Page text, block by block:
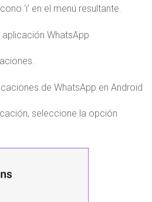
‘i’ en el menú resultante.
seleccione la opción